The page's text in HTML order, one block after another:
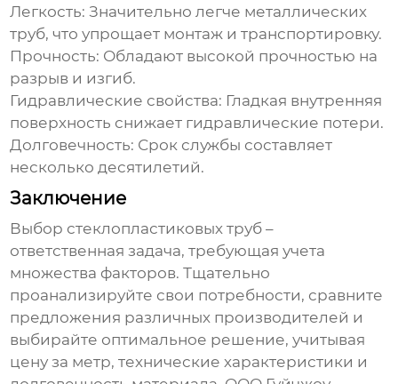
Легкость: Значительно легче металлических
труб, что упрощает монтаж и транспортировку.
Прочность: Обладают высокой прочностью на
разрыв и изгиб.
Гидравлические свойства: Гладкая внутренняя
поверхность снижает гидравлические потери.
Долговечность: Срок службы составляет
несколько десятилетий.
Заключение
Выбор стеклопластиковых труб –
ответственная задача, требующая учета
множества факторов. Тщательно
проанализируйте свои потребности, сравните
предложения различных производителей и
выбирайте оптимальное решение, учитывая
цену за метр, технические характеристики и